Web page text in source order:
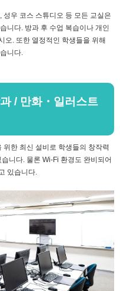
우 코스 스튜디오 등 모든 교실은
니다. 방과 후 수업 복습이나 개인
오. 또한 열정적인 학생들을 위해
니다.
/ 만화・일러스트
한 최신 설비로 학생들의 창작력
니다. 물론 Wi-Fi 환경도 완비되어
있습니다.